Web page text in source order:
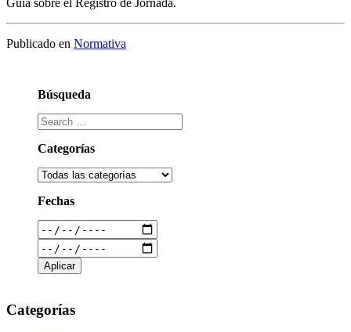
Guía sobre el Registro de Jornada.
Publicado en Normativa
Búsqueda
Categorías
Fechas
Categorías